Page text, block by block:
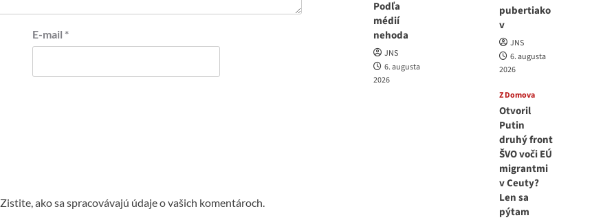
E-mail *
Zistite, ako sa spracovávajú údaje o vašich komentároch.
Podľa
médií
nehoda
JNS
6. augusta
2026
pubertiako
v
JNS
6. augusta
2026
Z Domova
Otvoril
Putin
druhý front
ŠVO voči EÚ
migrantmi
v Ceuty?
Len sa
pýtam